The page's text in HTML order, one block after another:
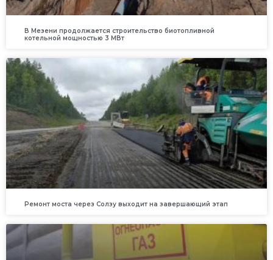
В Мезени продолжается строительство биотопливной
котельной мощностью 3 МВт
Ремонт моста через Солзу выходит на завершающий этап